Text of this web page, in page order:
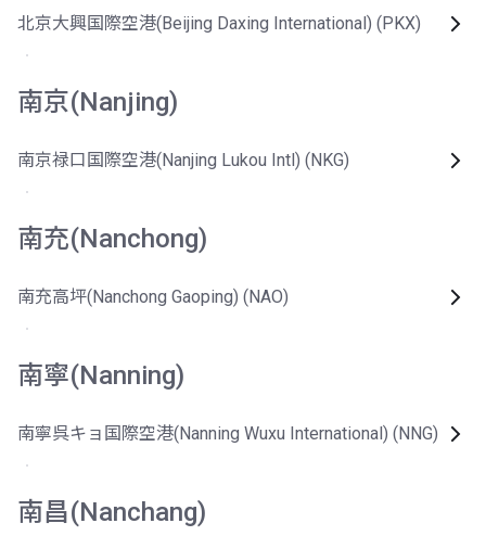
北京大興国際空港(Beijing Daxing International) (PKX)
南京(Nanjing)
南京禄口国際空港(Nanjing Lukou Intl) (NKG)
南充(Nanchong)
南充高坪(Nanchong Gaoping) (NAO)
南寧(Nanning)
南寧呉キョ国際空港(Nanning Wuxu International) (NNG)
南昌(Nanchang)